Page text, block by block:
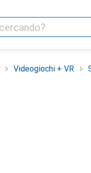
Videogiochi + VR